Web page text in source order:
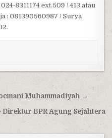
8311174 ext.509 / 413 atau
: 081390560987 / Surya
Muhammadiyah →
BPR Agung Sejahtera